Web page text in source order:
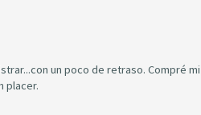
un poco de retraso. Compré
placer.